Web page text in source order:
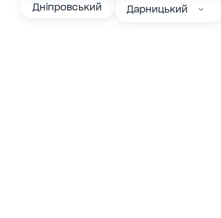
Дніпровський Дарницький